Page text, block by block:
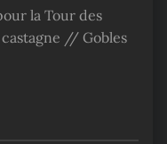
la Tour des
// Gobles